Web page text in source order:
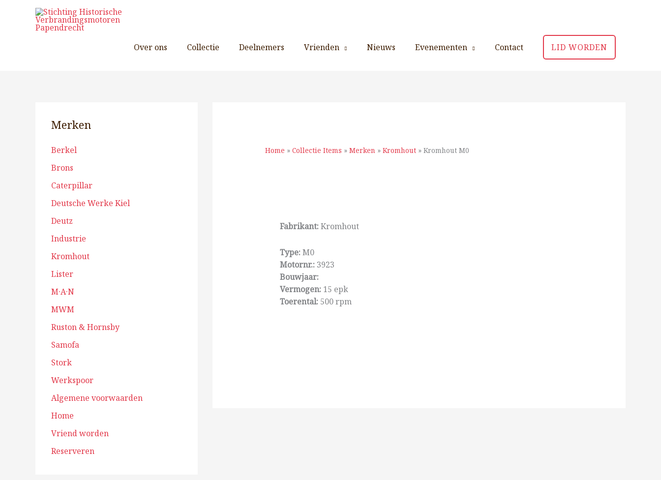
Over ons Collectie Deelnemers Vrienden Nieuws Evenementen Contact LID WORDEN
Merken
Berkel
Brons
Caterpillar
Deutsche Werke Kiel
Deutz
Industrie
Kromhout
Lister
M·A·N
MWM
Ruston & Hornsby
Samofa
Stork
Werkspoor
Algemene voorwaarden
Home
Vriend worden
Reserveren
Home » Collectie Items » Merken» Kromhout» Kromhout M0
Fabrikant: Kromhout
Type: M0
Motornr.: 3923
Bouwjaar:
Vermogen: 15 epk
Toerental: 500 rpm